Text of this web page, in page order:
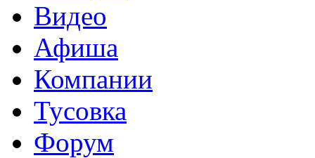
Видео
Афиша
Компании
Тусовка
Форум